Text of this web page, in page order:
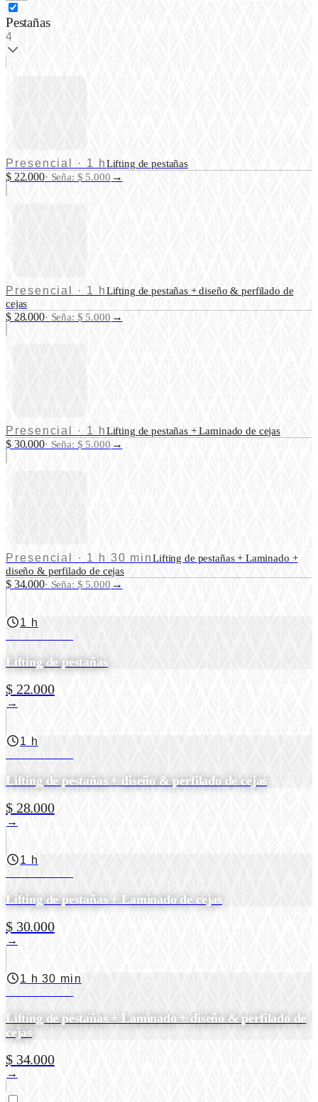
Pestañas
4
Presencial · 1 hLifting de pestañas
$ 22.000· Seña: $ 5.000 →
Presencial · 1 hLifting de pestañas + diseño & perfilado de
cejas
$ 28.000· Seña: $ 5.000 →
Presencial · 1 hLifting de pestañas + Laminado de cejas
$ 30.000· Seña: $ 5.000 →
Presencial · 1 h 30 minLifting de pestañas + Laminado +
diseño & perfilado de cejas
$ 34.000· Seña: $ 5.000 →
1 h
Lifting de pestañas
$ 22.000
→
1 h
Lifting de pestañas + diseño & perfilado de cejas
$ 28.000
→
1 h
Lifting de pestañas + Laminado de cejas
$ 30.000
→
1 h 30 min
Lifting de pestañas + Laminado + diseño & perfilado de
cejas
$ 34.000
→